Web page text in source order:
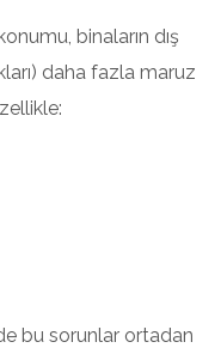
binaların dış
daha fazla maruz
bu sorunlar ortadan